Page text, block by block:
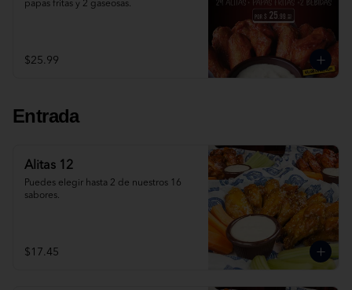
papas fritas y 2 gaseosas.
$25.99
Entrada
Alitas 12
Puedes elegir hasta 2 de nuestros 16
sabores.
$17.45